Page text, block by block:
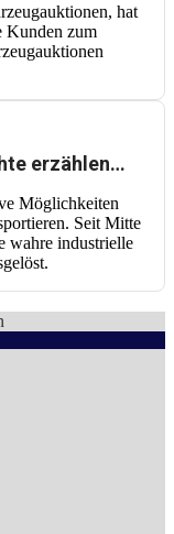
hat
Kunden zum
erzählen…
Möglichkeiten
Seit Mitte
wahre industrielle